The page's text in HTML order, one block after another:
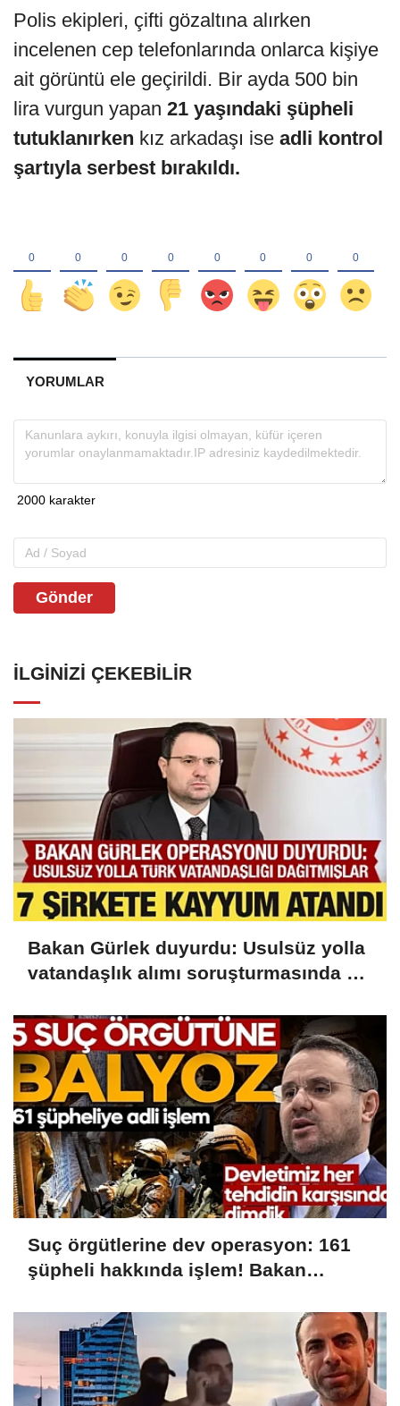
Polis ekipleri, çifti gözaltına alırken
incelenen cep telefonlarında onlarca kişiye
ait görüntü ele geçirildi. Bir ayda 500 bin
lira vurgun yapan 21 yaşındaki şüpheli
tutuklanırken kız arkadaşı ise adli kontrol
şartıyla serbest bırakıldı.
YORUMLAR
Gönder
İLGINIZI ÇEKEBILIR
Bakan Gürlek duyurdu: Usulsüz yolla
vatandaşlık alımı soruşturmasında 72
Suç örgütlerine dev operasyon: 161
şüpheli hakkında işlem! Bakan
karşısında dimdik